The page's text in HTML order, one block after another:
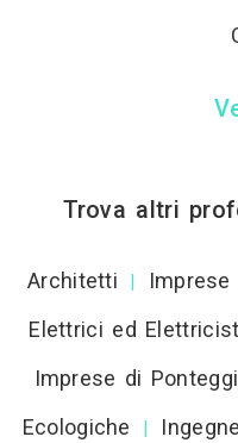
Trova altri
Architetti | Imprese
Elettrici ed
Imprese di Ponteggi
Ecologiche
|